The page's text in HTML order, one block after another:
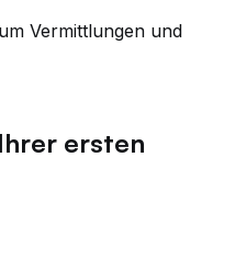
Vermittlungen und
ersten